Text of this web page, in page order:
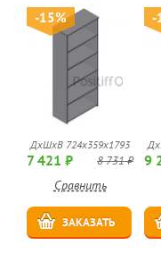
-15%
ДхШхВ 724х359х1793
7 421 ₽ 8 731 ₽
Сравнить
ЗАКАЗАТЬ
-
9